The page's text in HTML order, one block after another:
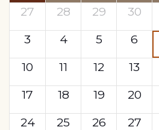
27 28 29 30
3
4 5 6
10
11 12 13
17
18 19 20
24
25 26 27